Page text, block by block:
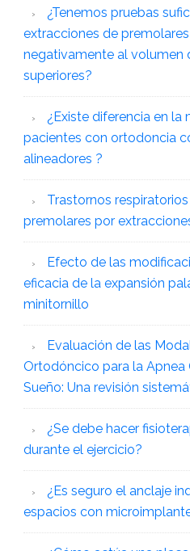
¿Tenemos pruebas
extracciones de
negativamente al volumen
superiores?
¿Existe diferencia en
pacientes con ortodoncia
alineadores ?
Trastornos
premolares por
Efecto de las
eficacia de la expansión
minitornillo
Evaluación de las
Ortodóncico para la
Sueño: Una revisión
¿Se debe hacer
durante el ejercicio?
¿Es seguro el anclaje
espacios con